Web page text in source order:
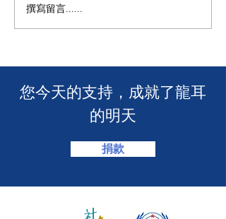
年度慈善自助午餐&晚餐
2025 - 一起創造改變！🎉
撰寫留言......
​您今天的支持，成就了龍耳
的明天
捐款